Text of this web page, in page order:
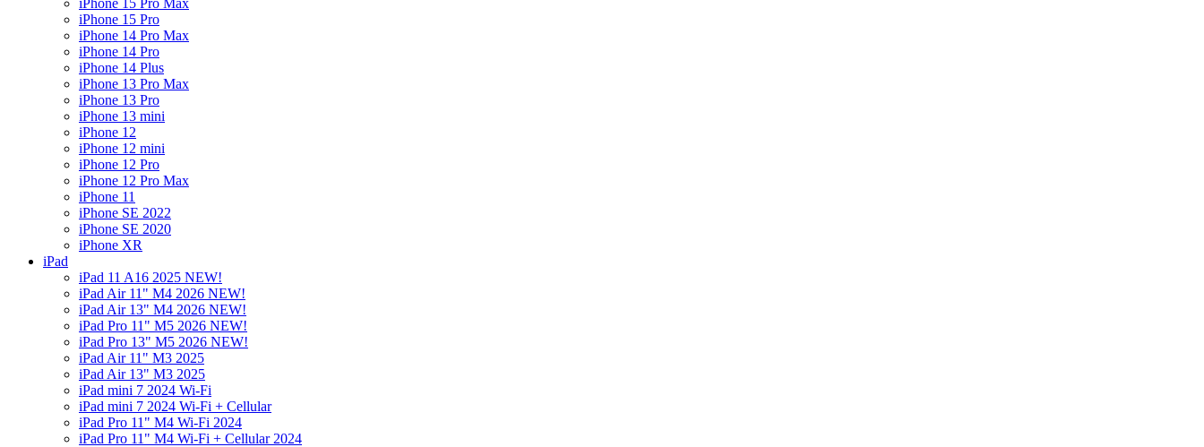
iPhone 15 Pro Max
iPhone 15 Pro
iPhone 14 Pro Max
iPhone 14 Pro
iPhone 14 Plus
iPhone 13 Pro Max
iPhone 13 Pro
iPhone 13 mini
iPhone 12
iPhone 12 mini
iPhone 12 Pro
iPhone 12 Pro Max
iPhone 11
iPhone SE 2022
iPhone SE 2020
iPhone XR
iPad
iPad 11 A16 2025 NEW!
iPad Air 11" M4 2026 NEW!
iPad Air 13" M4 2026 NEW!
iPad Pro 11" M5 2026 NEW!
iPad Pro 13" M5 2026 NEW!
iPad Air 11" M3 2025
iPad Air 13" M3 2025
iPad mini 7 2024 Wi-Fi
iPad mini 7 2024 Wi-Fi + Cellular
iPad Pro 11" M4 Wi-Fi 2024
iPad Pro 11" M4 Wi-Fi + Cellular 2024